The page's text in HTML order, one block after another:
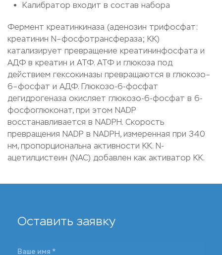
Калибратор входит в состав набора
Фермент креатинкиназа (аденозин трифосфат:
креатинин N–фосфотрансфераза; КК)
катализирует превращение креатининфосфата и
АДФ в креатин и АТФ. АТФ и глюкоза под
действием гексокиназы превращаются в глюкозо–
6–фосфат и АДФ. Глюкозо-6-фосфат
дегидрогеназа окисляет глюкозо-6-фосфат в 6-
фосфоглюконат, при этом NADP
восстанавливается в NADPH. Скорость
превращения NADP в NADPH, измеренная при 340
нм, пропорциональна активности КК. N-
ацетилцистеин (NAC) добавлен как активатор КК.
Оставить заявку